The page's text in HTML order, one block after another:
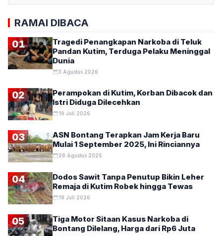
RAMAI DIBACA
01
Tragedi Penangkapan Narkoba di Teluk
Pandan Kutim, Terduga Pelaku Meninggal
Dunia
3 Agustus 2026
02
Perampokan di Kutim, Korban Dibacok dan
Istri Diduga Dilecehkan
19 Juli 2026
03
ASN Bontang Terapkan Jam Kerja Baru
Mulai 1 September 2025, Ini Rinciannya
28 Agustus 2025
04
Dodos Sawit Tanpa Penutup Bikin Leher
Remaja di Kutim Robek hingga Tewas
19 Juli 2026
05
Tiga Motor Sitaan Kasus Narkoba di
Bontang Dilelang, Harga dari Rp6 Juta